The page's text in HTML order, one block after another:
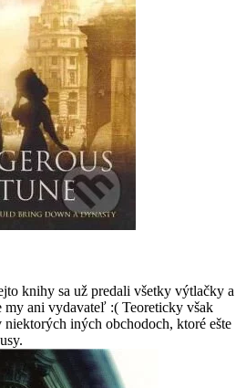
knihy sa už predali všetky výtlačky a
my ani vydavateľ :( Teoreticky však
iných obchodoch, ktoré ešte